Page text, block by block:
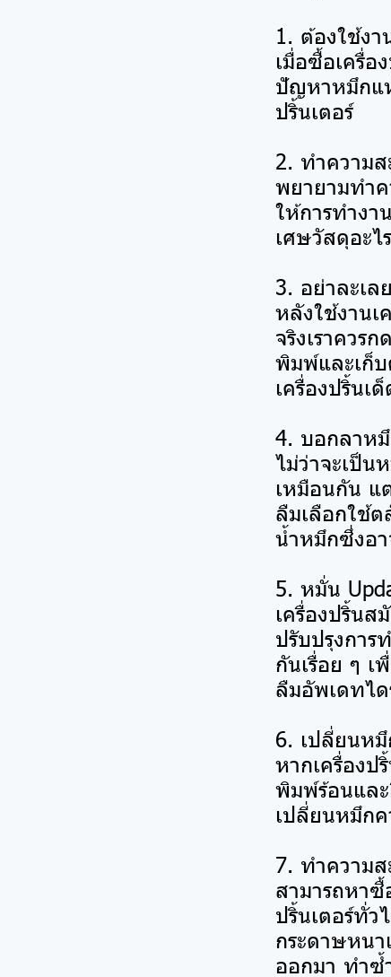
1. ต้องใช้ง
เมื่อซื้อเครื่
ปัญหาหมึกแ
ปริ้นเตอร์
2. ทำความ
พยายามทำ
ให้การทำง
เศษวัสดุอะ
3. อย่าละเล
หลังใช้งาน
จริงเราควร
พิมพ์และเก็
เครื่องปริ้นเ
4. บอกลาห
ไม่ว่าจะเป็
เหมือนกัน แ
ลืมเลือกใช้
น้ำหมึกซึ่งอา
5. หมั่น
เครื่องปริ้นส
ปรับปรุงการ
กันเรื่อย ๆ เ
ลืมอัพเดทได
6. เปลี่ยนห
หากเครื่องป
พิมพ์ร้อนและ
เปลี่ยนหมึกค
7. ทำความ
สามารถหาซื้
ปริ้นเตอร์ทั่
กระดาษหน
ออกมา ทำซ้